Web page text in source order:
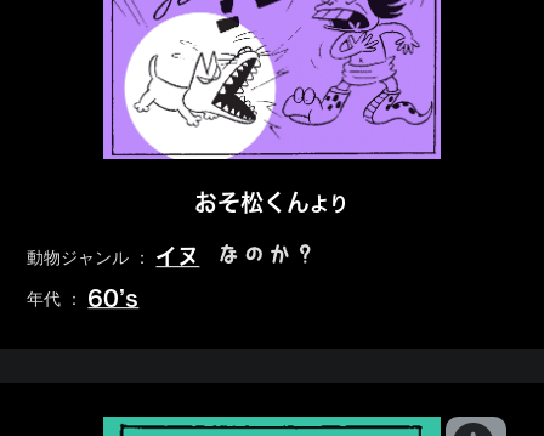
おそ松くんより
動物ジャンル ： イヌ なのか？
年代 ： 60’s